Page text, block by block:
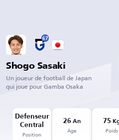
67
Shogo Sasaki
Un joueur de football de Japan
qui joue pour Gamba Osaka
Défenseur
Central
Position
26An
Âge
75
Poids